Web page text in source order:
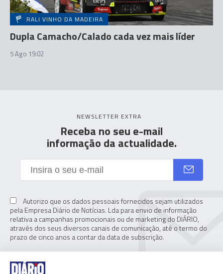
RALI VINHO DA MADEIRA
Dupla Camacho/Calado cada vez mais líder
5 Ago 19:02
NEWSLETTER EXTRA
Receba no seu e-mail
informação da actualidade.
Autorizo que os dados pessoais fornecidos sejam utilizados
pela Empresa Diário de Notícias. Lda para envio de informação
relativa a campanhas promocionais ou de marketing do DIÁRIO,
através dos seus diversos canais de comunicação, até o termo do
prazo de cinco anos a contar da data de subscrição.